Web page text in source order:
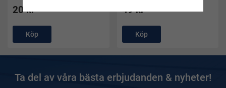
20 kr
Köp
49 kr
Köp
Ta del av våra bästa erbjudanden & nyheter!